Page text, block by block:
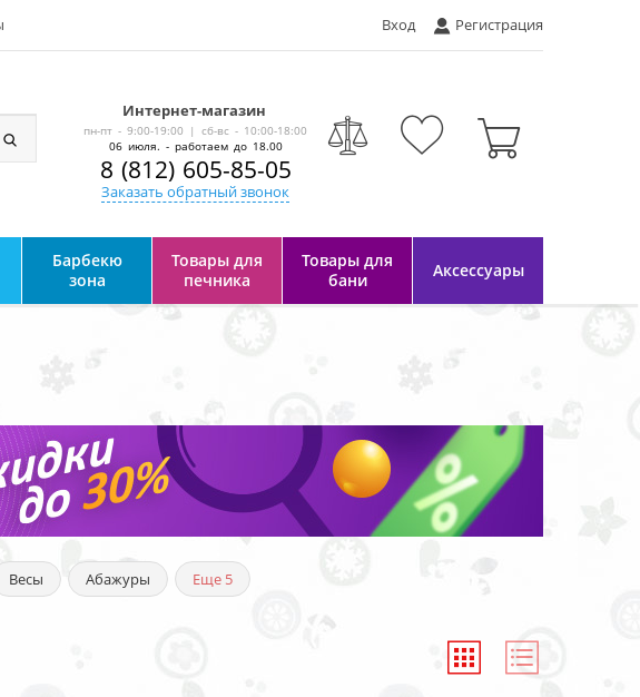
Вход Регистрация
Интернет-магазин
-
пн-пт - 9:00-19:00 | сб-вс - 10:00-18:00
06 июля. - работаем до 18.00
8 (812) 605-85-05
Заказать обратный звонок
Барбекю
зона
Товары для
печника
Товары для
бани
Аксессуары
Весы Абажуры Еще 5